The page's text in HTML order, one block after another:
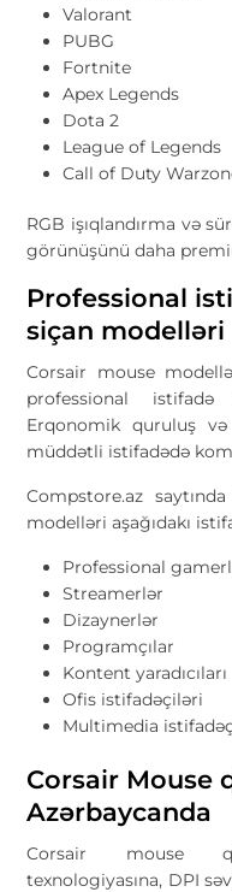
Valorant
PUBG
Fortnite
Apex Legends
Dota 2
League of Legends
Call of Duty
RGB işıqlandırma və
görünüşünü daha
Professional
siçan modelləri
Corsair mouse
professional
Erqonomik quruluş
müddətli istifadədə
Compstore.az
modelləri aşağıdakı
Professional
Streamerlər
Dizaynerlər
Programçılar
Kontent yaradıcıları
Ofis istifadəçiləri
Multimedia
Corsair Mouse
Azərbaycanda
Corsair mouse
texnologiyasına, DPI